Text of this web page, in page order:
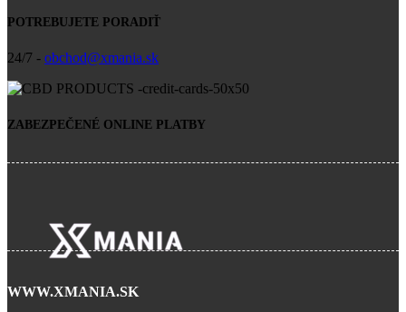
POTREBUJETE PORADIŤ
24/7 - obchod@xmania.sk
ZABEZPEČENÉ ONLINE PLATBY
WWW.XMANIA.SK